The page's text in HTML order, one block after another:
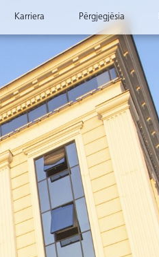
Karriera Përgjegjësia